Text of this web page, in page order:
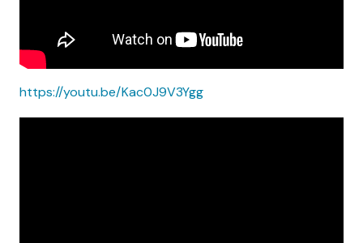
https://youtu.be/Kac0J9V3Ygg